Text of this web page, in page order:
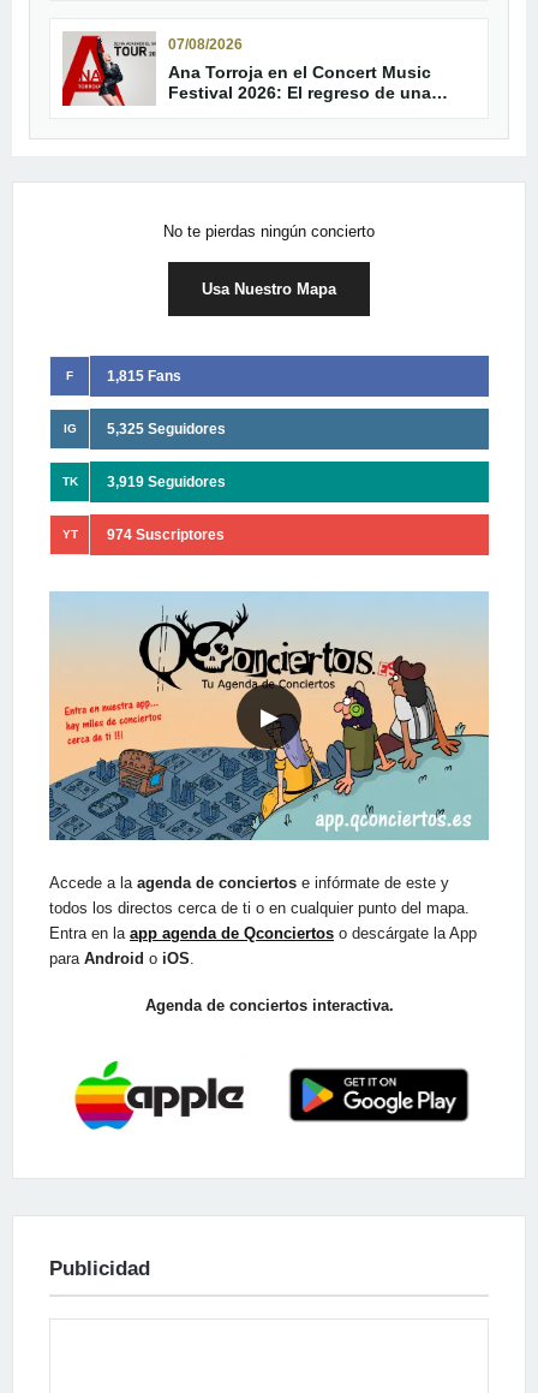
07/08/2026
Ana Torroja en el Concert Music
Festival 2026: El regreso de una
No te pierdas ningún concierto
Usa Nuestro Mapa
F 1,815 Fans
IG 5,325 Seguidores
TK 3,919 Seguidores
YT 974 Suscriptores
▶
Accede a la agenda de conciertos e infórmate de este y
todos los directos cerca de ti o en cualquier punto del mapa.
Entra en la app agenda de Qconciertos o descárgate la App
para Android o iOS
Agenda de conciertos interactiva.
Publicidad